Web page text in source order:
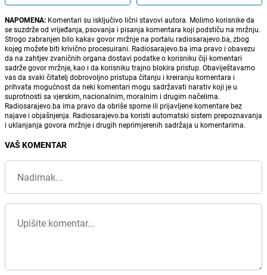
NAPOMENA: Komentari su isključivo lični stavovi autora. Molimo korisnike da
se suzdrže od vrijeđanja, psovanja i pisanja komentara koji podstiču na mržnju.
Strogo zabranjen bilo kakav govor mržnje na portalu radiosarajevo.ba, zbog
kojeg možete biti krivično procesuirani. Radiosarajevo.ba ima pravo i obavezu
da na zahtjev zvaničnih organa dostavi podatke o korisniku čiji komentari
sadrže govor mržnje, kao i da korisniku trajno blokira pristup. Obaviještavamo
vas da svaki čitatelj dobrovoljno pristupa čitanju i kreiranju komentara i
prihvata mogućnost da neki komentari mogu sadržavati narativ koji je u
suprotnosti sa vjerskim, nacionalnim, moralnim i drugim načelima.
Radiosarajevo.ba ima pravo da obriše sporne ili prijavljene komentare bez
najave i objašnjenja. Radiosarajevo.ba koristi automatski sistem prepoznavanja
i uklanjanja govora mržnje i drugih neprimjerenih sadržaja u komentarima.
VAŠ KOMENTAR